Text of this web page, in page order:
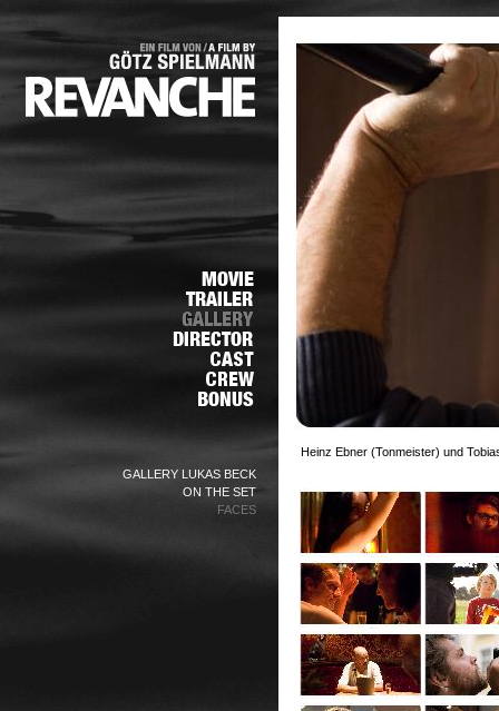
GALLERY LUKAS BECK
ON THE SET
FACES
Heinz Ebner (Tonmeister) und